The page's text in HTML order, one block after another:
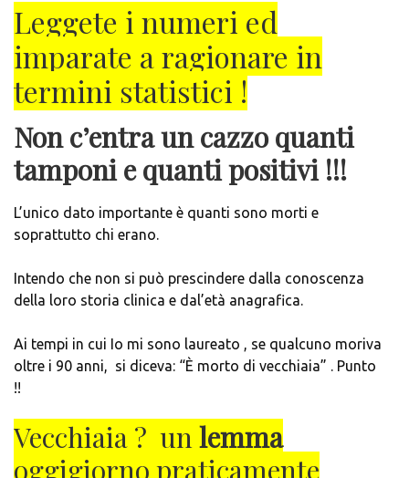
Leggete i numeri ed
imparate a ragionare in
termini statistici !
Non c’entra un cazzo quanti
tamponi e quanti positivi !!!
L’unico dato importante è quanti sono morti e
soprattutto chi erano.
Intendo che non si può prescindere dalla conoscenza
della loro storia clinica e dal’età anagrafica.
Ai tempi in cui Io mi sono laureato , se qualcuno moriva
oltre i 90 anni, si diceva: “È morto di vecchiaia” . Punto
!!
Vecchiaia ? unlemma
oggigiorno praticamente